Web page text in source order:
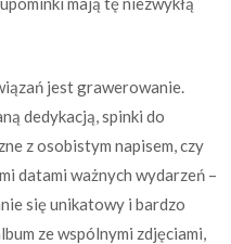
jest grawerowanie.
dedykacją, spinki do
z osobistym napisem, czy
datami ważnych wydarzeń –
się unikatowy i bardzo
ze wspólnymi zdjęciami,